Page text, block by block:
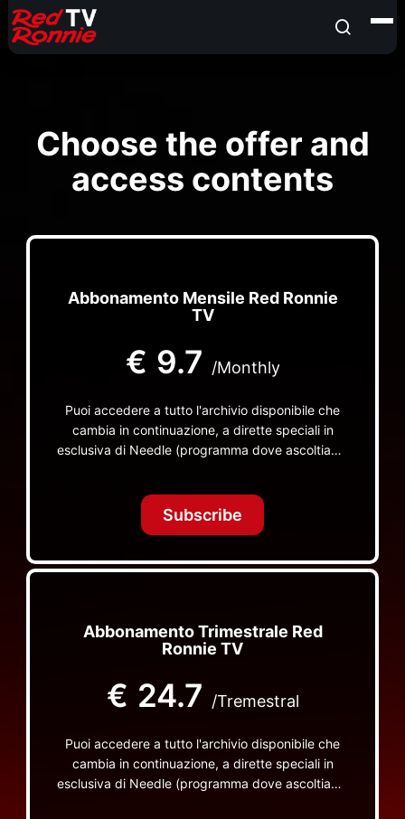
Choose the offer and
access contents
Abbonamento Mensile Red Ronnie
TV
€ 9.7 /Monthly
Puoi accedere a tutto l'archivio disponibile che
cambia in continuazione, a dirette speciali in
esclusiva di Needle (programma dove ascoltiamo
TV non visibili da nessuna altra parte
Subscribe
Abbonamento Trimestrale Red
Ronnie TV
€ 24.7 /Tremestral
Puoi accedere a tutto l'archivio disponibile che
cambia in continuazione, a dirette speciali in
esclusiva di Needle (programma dove ascoltiamo